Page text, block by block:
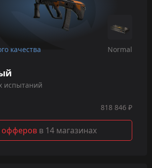
качества Normal
испытаний
818 846 ₽
офферов в 14 магазинах